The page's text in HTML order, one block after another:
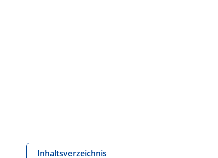
Inhaltsverzeichnis